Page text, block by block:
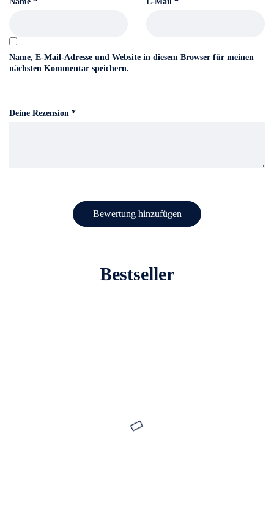
Deine Rezension *
Name, E-Mail-Adresse und Website in diesem Browser für meinen
nächsten Kommentar speichern.
Bestseller